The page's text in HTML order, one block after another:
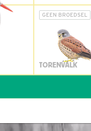
GEEN BROEDSEL
TORENVALK